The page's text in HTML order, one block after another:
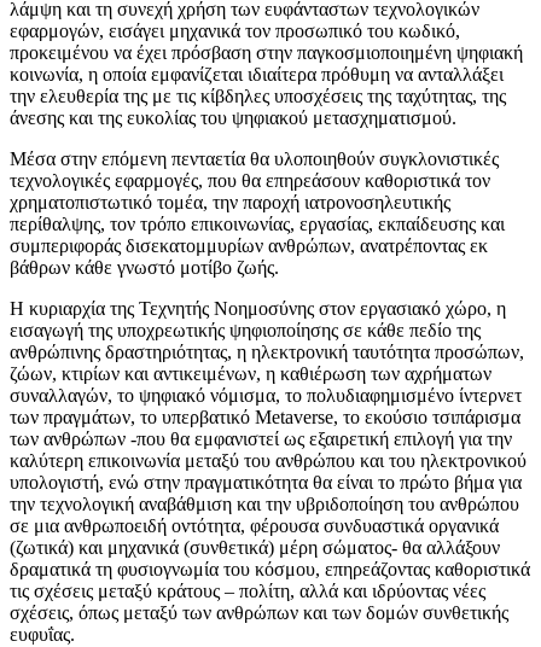
λάμψη και τη συνεχή χρήση των ευφάνταστων τεχνολογικών
εφαρμογών, εισάγει μηχανικά τον προσωπικό του κωδικό,
προκειμένου να έχει πρόσβαση στην παγκοσμιοποιημένη ψηφιακή
κοινωνία, η οποία εμφανίζεται ιδιαίτερα πρόθυμη να ανταλλάξει
την ελευθερία της με τις κίβδηλες υποσχέσεις της ταχύτητας, της
άνεσης και της ευκολίας του ψηφιακού μετασχηματισμού.
Μέσα στην επόμενη πενταετία θα υλοποιηθούν συγκλονιστικές
τεχνολογικές εφαρμογές, που θα επηρεάσουν καθοριστικά τον
χρηματοπιστωτικό τομέα, την παροχή ιατρονοσηλευτικής
περίθαλψης, τον τρόπο επικοινωνίας, εργασίας, εκπαίδευσης και
συμπεριφοράς δισεκατομμυρίων ανθρώπων, ανατρέποντας εκ
βάθρων κάθε γνωστό μοτίβο ζωής.
Η κυριαρχία της Τεχνητής Νοημοσύνης στον εργασιακό χώρο, η
εισαγωγή της υποχρεωτικής ψηφιοποίησης σε κάθε πεδίο της
ανθρώπινης δραστηριότητας, η ηλεκτρονική ταυτότητα προσώπων,
ζώων, κτιρίων και αντικειμένων, η καθιέρωση των αχρήματων
συναλλαγών, το ψηφιακό νόμισμα, το πολυδιαφημισμένο ίντερνετ
των πραγμάτων, το υπερβατικό Metaverse, το εκούσιο τσιπάρισμα
των ανθρώπων -που θα εμφανιστεί ως εξαιρετική επιλογή για την
καλύτερη επικοινωνία μεταξύ του ανθρώπου και του ηλεκτρονικού
υπολογιστή, ενώ στην πραγματικότητα θα είναι το πρώτο βήμα για
την τεχνολογική αναβάθμιση και την υβριδοποίηση του ανθρώπου
σε μια ανθρωποειδή οντότητα, φέρουσα συνδυαστικά οργανικά
(ζωτικά) και μηχανικά (συνθετικά) μέρη σώματος- θα αλλάξουν
δραματικά τη φυσιογνωμία του κόσμου, επηρεάζοντας καθοριστικά
τις σχέσεις μεταξύ κράτους – πολίτη, αλλά και ιδρύοντας νέες
σχέσεις, όπως μεταξύ των ανθρώπων και των δομών συνθετικής
ευφυΐας.